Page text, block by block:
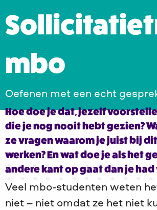
mbo
Oefenen met een echt
Hoe doe je dat, jezelf
die je nog nooit hebt gezien?
ze vragen waarom je juist bij
werken? En wat doe je als het
andere kant op gaat dan je
Veel mbo-studenten weten
niet – niet omdat ze het niet